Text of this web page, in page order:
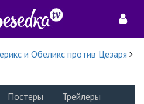
и Обеликс против Цезаря
Постеры
Трейлеры